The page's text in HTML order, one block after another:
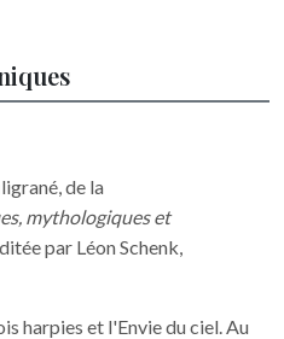
de la
mythologiques et
par Léon Schenk,
harpies et l'Envie du ciel. Au